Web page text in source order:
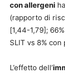
con allergeni
(rapporto di
[1,44-1,79];
SLIT vs 8%
L’effetto dell’